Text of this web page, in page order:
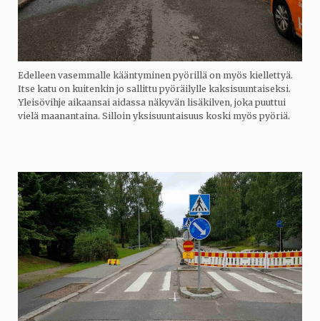
Edelleen vasemmalle kääntyminen pyörillä on myös kiellettyä.
Itse katu on kuitenkin jo sallittu pyöräilylle kaksisuuntaiseksi.
Yleisövihje aikaansai aidassa näkyvän lisäkilven, joka puuttui
vielä maanantaina. Silloin yksisuuntaisuus koski myös pyöriä.